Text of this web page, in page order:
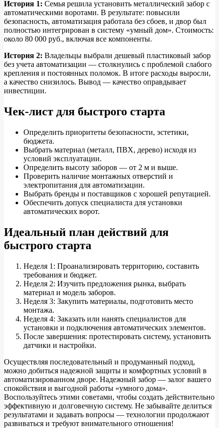
История 1: Семья решила установить металлический забор с
автоматическими воротами. В результате: повысили
безопасность, автоматизация работала без сбоев, и двор был
полностью интегрирован в систему «умный дом». Стоимость:
около 80 000 руб., включая все компоненты.
История 2: Владельцы выбрали дешевый пластиковый забор
без учета автоматизации — столкнулись с проблемой слабого
крепления и постоянных поломок. В итоге расходы выросли,
а качество снизилось. Вывод — качество оправдывает
инвестиции.
Чек-лист для быстрого старта
Определить приоритеты безопасности, эстетики,
бюджета.
Выбрать материал (металл, ПВХ, дерево) исходя из
условий эксплуатации.
Определить высоту заборов — от 2 м и выше.
Проверить наличие монтажных отверстий и
электропитания для автоматизации.
Выбрать бренды и поставщиков с хорошей репутацией.
Обеспечить допуск специалиста для установки
автоматических ворот.
Идеальный план действий для
быстрого старта
Неделя 1: Проанализировать территорию, составить
требования и бюджет.
Неделя 2: Изучить предложения рынка, выбрать
материал и модель заборов.
Неделя 3: Закупить материалы, подготовить место
монтажа.
Неделя 4: Заказать или нанять специалистов для
установки и подключения автоматических элементов.
После завершения: протестировать систему, установить
датчики и настройки.
Осуществляя последовательный и продуманный подход,
можно добиться надежной защиты и комфортных условий в
автоматизированном дворе. Надежный забор — залог вашего
спокойствия и выгодной работы «умного дома».
Воспользуйтесь этими советами, чтобы создать действительно
эффективную и долговечную систему. Не забывайте делиться
результатами и задавать вопросы — технологии продолжают
развиваться и требуют внимательного отношения!